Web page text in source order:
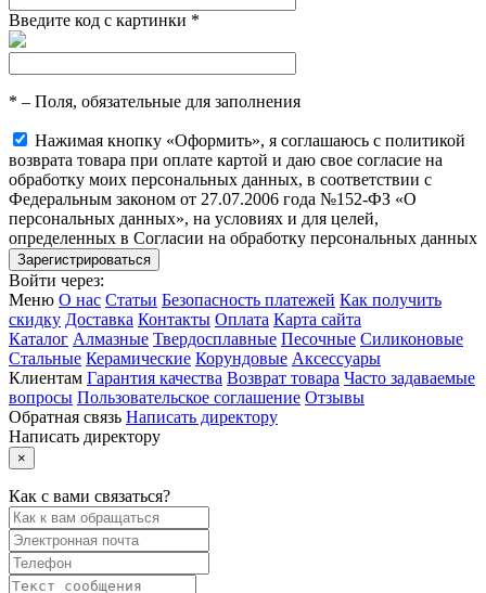
Введите код с картинки *
* – Поля, обязательные для заполнения
Нажимая кнопку «Оформить», я соглашаюсь с политикой
возврата товара при оплате картой и даю свое согласие на
обработку моих персональных данных, в соответствии с
Федеральным законом от 27.07.2006 года №152-ФЗ «О
персональных данных», на условиях и для целей,
определенных в Согласии на обработку персональных данных
Войти через:
Меню О нас Статьи Безопасность платежей Как получить
скидку Доставка Контакты Оплата Карта сайта
Каталог Алмазные Твердосплавные Песочные Силиконовые
Стальные Керамические Корундовые Аксессуары
Клиентам Гарантия качества Возврат товара Часто задаваемые
вопросы Пользовательское соглашение Отзывы
Обратная связь Написать директору
Написать директору
×
Как с вами связаться?